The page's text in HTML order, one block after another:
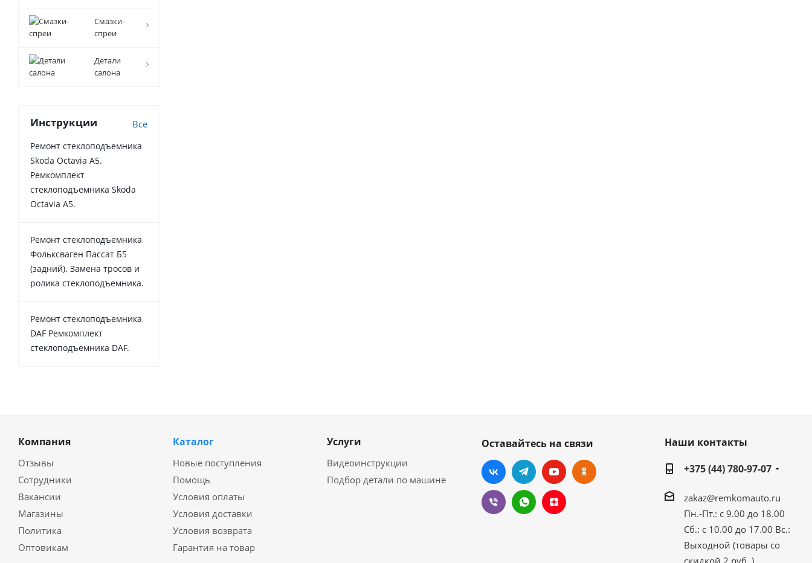
Смазки-
спреи
Детали
салона
Инструкции Все
Ремонт стеклоподъемника
Skoda Octavia A5.
Ремкомплект
стеклоподъемника Skoda
Octavia A5.
Ремонт стеклоподъемника
Фольксваген Пассат Б5
(задний). Замена тросов и
ролика стеклоподъемника.
Ремонт стеклоподъемника
DAF Ремкомплект
стеклоподъемника DAF.
Компания
Отзывы
Сотрудники
Вакансии
Магазины
Политика
Оптовикам
Каталог
Новые поступления
Помощь
Условия оплаты
Условия доставки
Условия возврата
Гарантия на товар
Услуги
Видеоинструкции
Подбор детали по машине
Оставайтесь на связи
Наши контакты
+375 (44) 780-97-07
zakaz@remkomauto.ru
Пн.-Пт.: с 9.00 до 18.00
Сб.: с 10.00 до 17.00 Вс.:
Выходной (товары со
скидкой 2 руб. )